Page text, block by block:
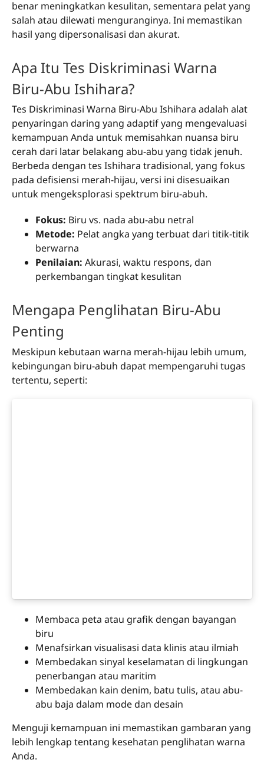
benar meningkatkan kesulitan, sementara pelat yang
salah atau dilewati menguranginya. Ini memastikan
hasil yang dipersonalisasi dan akurat.
Apa Itu Tes Diskriminasi Warna
Biru-Abu Ishihara?
Tes Diskriminasi Warna Biru-Abu Ishihara adalah alat
penyaringan daring yang adaptif yang mengevaluasi
kemampuan Anda untuk memisahkan nuansa biru
cerah dari latar belakang abu-abu yang tidak jenuh.
Berbeda dengan tes Ishihara tradisional, yang fokus
pada defisiensi merah-hijau, versi ini disesuaikan
untuk mengeksplorasi spektrum biru-abuh.
Fokus: Biru vs. nada abu-abu netral
Metode: Pelat angka yang terbuat dari titik-titik
berwarna
Penilaian: Akurasi, waktu respons, dan
perkembangan tingkat kesulitan
Mengapa Penglihatan Biru-Abu
Penting
Meskipun kebutaan warna merah-hijau lebih umum,
kebingungan biru-abuh dapat mempengaruhi tugas
tertentu, seperti:
Membaca peta atau grafik dengan bayangan
biru
Menafsirkan visualisasi data klinis atau ilmiah
Membedakan sinyal keselamatan di lingkungan
penerbangan atau maritim
Membedakan kain denim, batu tulis, atau abu-
abu baja dalam mode dan desain
Menguji kemampuan ini memastikan gambaran yang
lebih lengkap tentang kesehatan penglihatan warna
Anda.